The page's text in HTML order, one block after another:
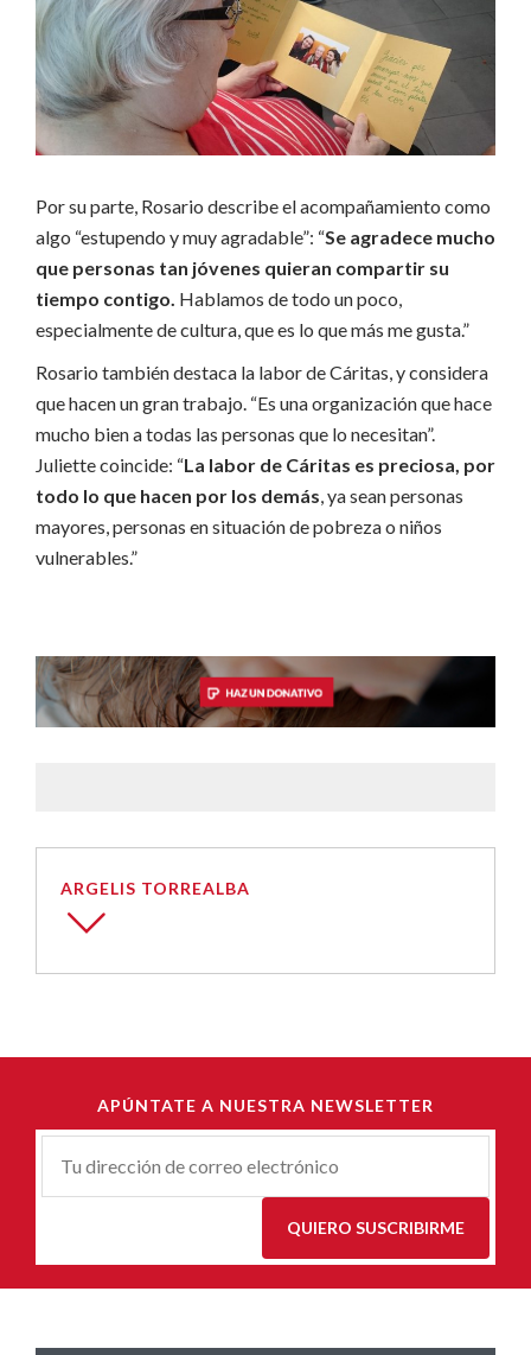
Por su parte, Rosario describe el acompañamiento como
algo “estupendo y muy agradable”: “Se agradece mucho
que personas tan jóvenes quieran compartir su
tiempo contigo. Hablamos de todo un poco,
especialmente de cultura, que es lo que más me gusta.”
Rosario también destaca la labor de Cáritas, y considera
que hacen un gran trabajo. “Es una organización que hace
mucho bien a todas las personas que lo necesitan”.
Juliette coincide: “La labor de Cáritas es preciosa, por
todo lo que hacen por los demás, ya sean personas
mayores, personas en situación de pobreza o niños
vulnerables.”
ARGELIS TORREALBA
APÚNTATE A NUESTRA NEWSLETTER
Correu-
QUIERO SUSCRIBIRME